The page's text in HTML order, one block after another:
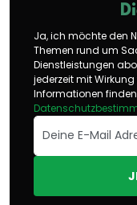
Ja, ich möchte den
Themen rund um
Dienstleistungen
jederzeit mit
Informationen finden